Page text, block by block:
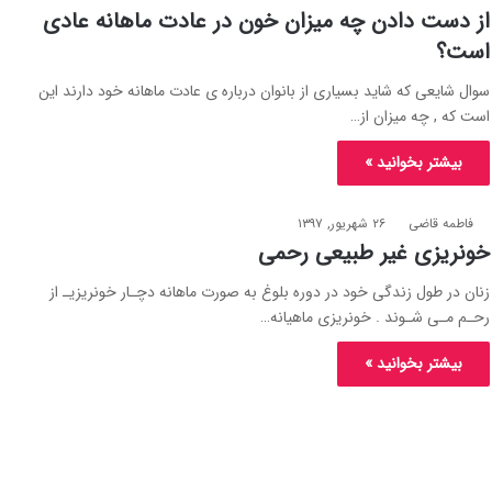
از دست دادن چه میزان خون در عادت ماهانه عادی
است؟
سوال شایعی که شاید بسیاری از بانوان درباره ی عادت ماهانه خود دارند این
است که , چه میزان از…
بیشتر بخوانید »
فاطمه قاضی ۲۶ شهریور, ۱۳۹۷
خونریزی غیر طبیعی رحمی
زنان در طول زندگی خود در دوره بلوغ به صورت ماهانه دچـار خونریزیـ از
رحـم مـی شـوند . خونریزی ماهیانه…
بیشتر بخوانید »